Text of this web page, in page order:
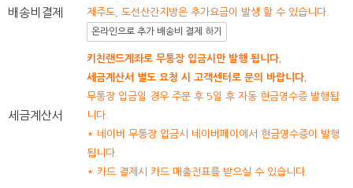
배송비결제 제주도, 도선산간지방은 추가요금이 발생 할 수 있습니다.
온라인으로 추가 배송비 결제 하기
세금계산서
키친랜드계좌로 무통장 입금시만 발행 됩니다.
세금계산서 별도 요청 시 고객센터로 문의 바랍니다.
무통장 입금일 경우 주문 후 5일 후 자동 현금영수증 발행됩
니다.
* 네이버 무통장 입금시 네이버페이에서 현금영수증이 발행
됩니다.
* 카드 결제시 카드 매출전표를 받으실 수 있습니다.